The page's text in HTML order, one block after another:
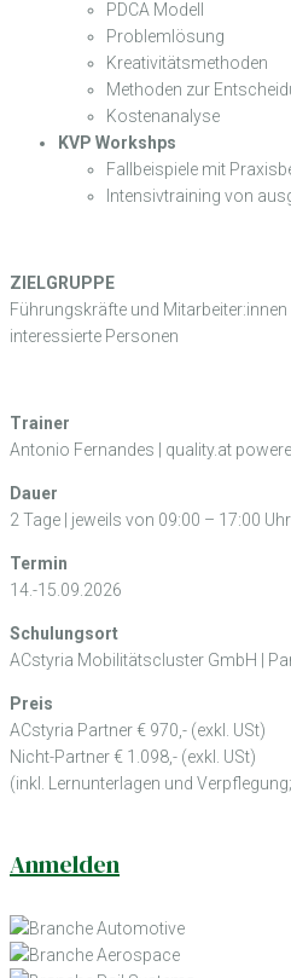
PDCA Modell
Problemlösung
Kreativitätsmethoden
Methoden zur
Kostenanalyse
KVP Workshps
Fallbeispiele mit
Intensivtraining von
ZIELGRUPPE
Führungskräfte und
interessierte Personen
Trainer
Antonio Fernandes | quality.at
Dauer
2 Tage | jeweils von 09:00 – 17:00 Uhr
Termin
14.-15.09.2026
Schulungsort
ACstyria Mobilitätscluster GmbH |
Preis
ACstyria Partner € 970,- (exkl. USt)
Nicht-Partner € 1.098,- (exkl. USt)
(inkl. Lernunterlagen und
Anmelden